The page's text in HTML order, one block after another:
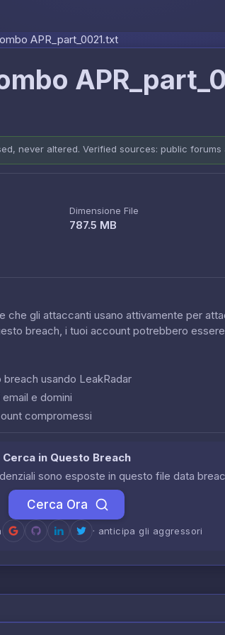
APR_part_0021.txt
never altered. Verified sources: public forums
Dimensione File
787.5 MB
che gli attaccanti usano attivamente per
breach, i tuoi account potrebbero
usando LeakRadar
e domini
compromessi
Cerca in Questo Breach
sono esposte in questo file data
Cerca Ora
· anticipa gli aggressori